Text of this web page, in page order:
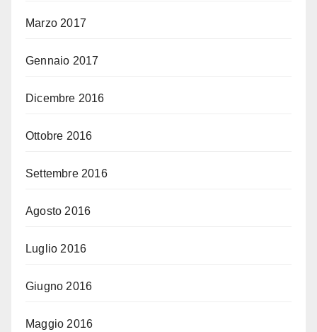
Marzo 2017
Gennaio 2017
Dicembre 2016
Ottobre 2016
Settembre 2016
Agosto 2016
Luglio 2016
Giugno 2016
Maggio 2016